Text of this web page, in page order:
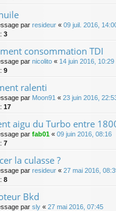
par resideur « 09 juil. 2016,
3
consommation TDI
par nicolito « 14 juin 2016, 10:29
9
ralenti
par Moon91 « 23 juin 2016,
17
aigu du Turbo entre
par fab01 « 09 juin 2016, 08:16
7
la culasse ?
par resideur « 27 mai 2016,
8
Bkd
par sly « 27 mai 2016, 07:45